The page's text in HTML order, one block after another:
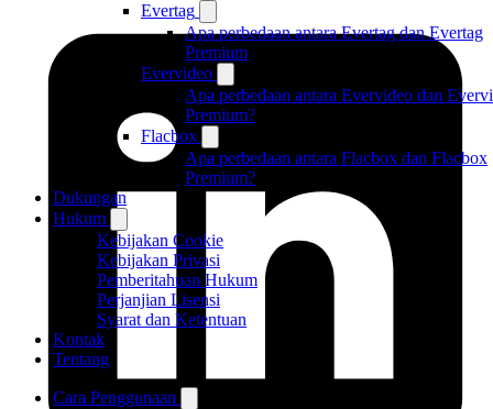
Evertag
Apa perbedaan antara Evertag dan Evertag
Premium
Evervideo
Apa perbedaan antara Evervideo dan
Premium?
Flacbox
Apa perbedaan antara Flacbox dan Flacbox
Premium?
Dukungan
Hukum
Kebijakan Cookie
Kebijakan Privasi
Pemberitahuan Hukum
Perjanjian Lisensi
Syarat dan Ketentuan
Kontak
Tentang
Cara Penggunaan